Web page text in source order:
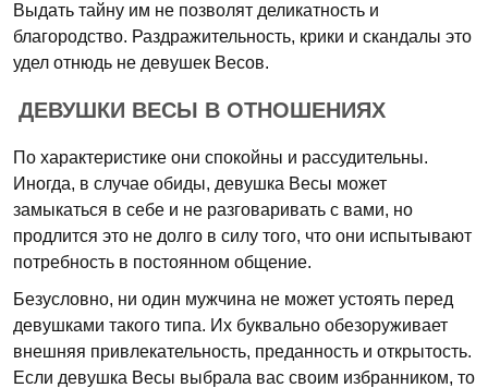
Выдать тайну им не позволят деликатность и
благородство. Раздражительность, крики и скандалы это
удел отнюдь не девушек Весов.
ДЕВУШКИ ВЕСЫ В ОТНОШЕНИЯХ
По характеристике они спокойны и рассудительны.
Иногда, в случае обиды, девушка Весы может
замыкаться в себе и не разговаривать с вами, но
продлится это не долго в силу того, что они испытывают
потребность в постоянном общение.
Безусловно, ни один мужчина не может устоять перед
девушками такого типа. Их буквально обезоруживает
внешняя привлекательность, преданность и открытость.
Если девушка Весы выбрала вас своим избранником, то